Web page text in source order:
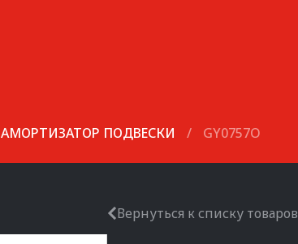
АМОРТИЗАТОР ПОДВЕСКИ / GY0757O
Вернуться к списку товаров